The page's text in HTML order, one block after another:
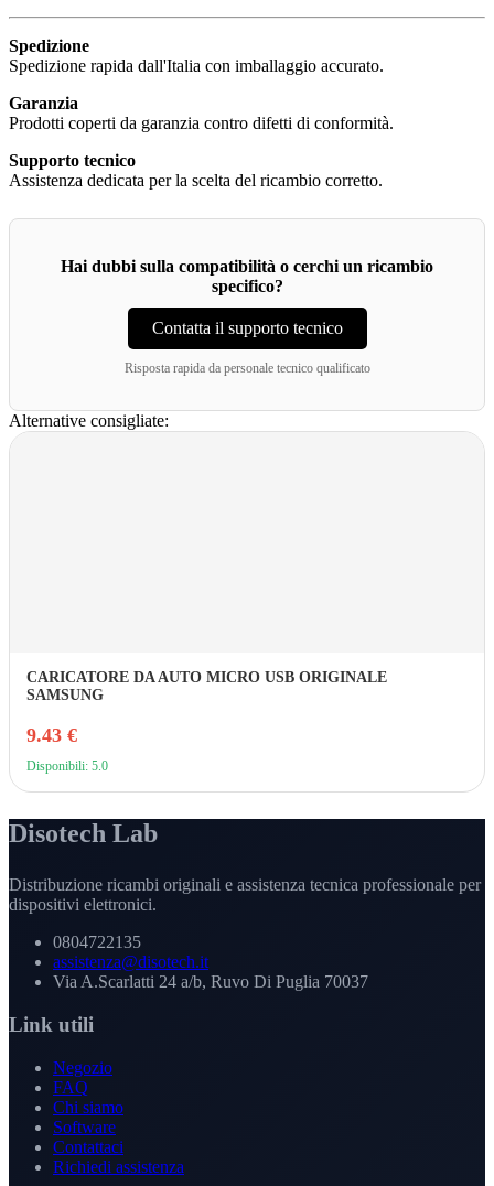
Spedizione
Spedizione rapida dall'Italia con imballaggio accurato.
Garanzia
Prodotti coperti da garanzia contro difetti di conformità.
Supporto tecnico
Assistenza dedicata per la scelta del ricambio corretto.
Hai dubbi sulla compatibilità o cerchi un ricambio
specifico?
Contatta il supporto tecnico
Risposta rapida da personale tecnico qualificato
Alternative consigliate:
CARICATORE DA AUTO MICRO USB ORIGINALE
SAMSUNG
9.43 €
Disponibili: 5.0
Disotech Lab
Distribuzione ricambi originali e assistenza tecnica professionale per
dispositivi elettronici.
0804722135
assistenza@disotech.it
Via A.Scarlatti 24 a/b, Ruvo Di Puglia 70037
Link utili
Negozio
FAQ
Chi siamo
Software
Contattaci
Richiedi assistenza